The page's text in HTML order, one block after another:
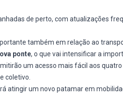
de perto, com atualizações
também em relação ao
ponte, o que vai intensificar a
um acesso mais fácil aos
coletivo.
atingir um novo patamar em